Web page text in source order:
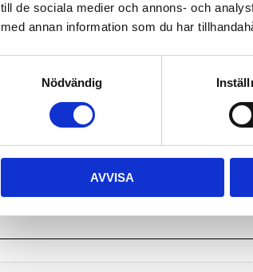
till de sociala medier och annons- och
med annan information som du har
Nödvändig
AVVISA